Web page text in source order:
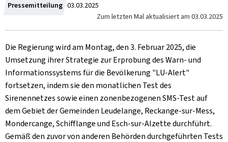
Pressemitteilung Zum
03.03.2025
Zum letzten Mal aktualisiert am 03.03.2025
Die Regierung wird am Montag, den 3. Februar 2025, die
Umsetzung ihrer Strategie zur Erprobung des Warn- und
Informationssystems für die Bevölkerung "LU-Alert"
fortsetzen, indem sie den monatlichen Test des
Sirenennetzes sowie einen zonenbezogenen SMS-Test auf
dem Gebiet der Gemeinden Leudelange, Reckange-sur-Mess,
Mondercange, Schifflange und Esch-sur-Alzette durchführt.
Gemäß den zuvor von anderen Behörden durchgeführten Tests